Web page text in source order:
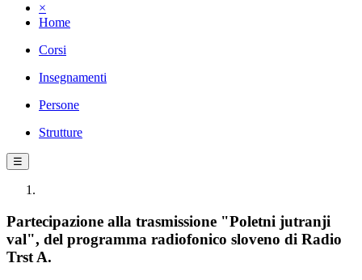
×
Home
Corsi
Insegnamenti
Persone
Strutture
☰
Partecipazione alla trasmissione "Poletni jutranji
val", del programma radiofonico sloveno di Radio
Trst A.